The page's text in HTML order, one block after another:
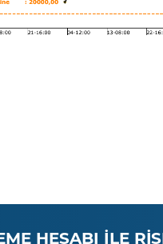
HESABI İLE